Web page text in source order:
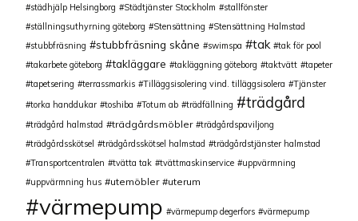
städhjälp Helsingborg
Städtjänster Stockholm
stallfönster
ställningsuthyrning göteborg
Stensättning
Stensättning Halmstad
stubbfräsning
stubbfräsning skåne swimspa tak
tak för pool
takarbete göteborg
takläggare takläggning göteborg taktvätt
tapeter
tapetsering
terrassmarkis Tilläggsisolering vind. tilläggsisolera
Tjänster
torka handdukar
toshiba Totum ab trädfällning trädgård
trädgård halmstad trädgårdsmöbler
trädgårdspaviljong
trädgårdsskötsel
trädgårdsskötsel halmstad
trädgårdstjänster halmstad
Transportcentralen
tvätta tak tvättmaskinservice
uppvärmning
uppvärmning hus
utemöbler uterum
värmepump värmepump degerfors värmepump